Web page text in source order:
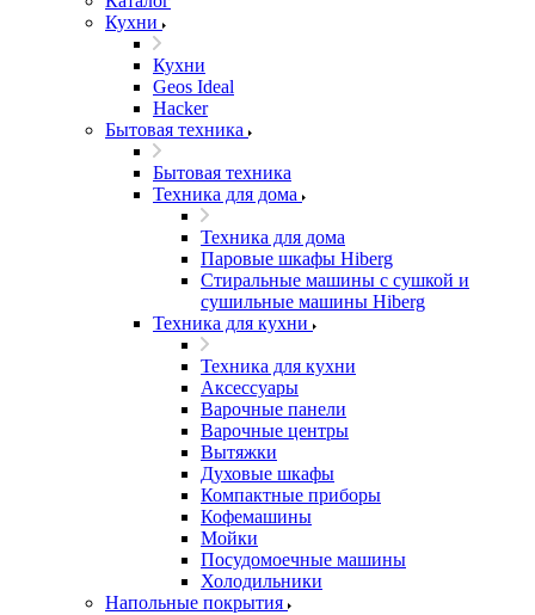
Кухни
Кухни
Geos Ideal
Hacker
Бытовая техника
Бытовая техника
Техника для дома
Техника для дома
Паровые шкафы Hiberg
Стиральные машины с сушкой и
сушильные машины Hiberg
Техника для кухни
Техника для кухни
Аксессуары
Варочные панели
Варочные центры
Вытяжки
Духовые шкафы
Компактные приборы
Кофемашины
Мойки
Посудомоечные машины
Холодильники
Напольные покрытия